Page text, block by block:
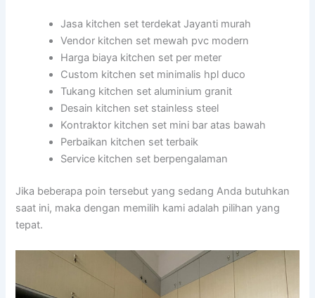
Jasa kitchen set terdekat Jayanti murah
Vendor kitchen set mewah pvc modern
Harga biaya kitchen set per meter
Custom kitchen set minimalis hpl duco
Tukang kitchen set aluminium granit
Desain kitchen set stainless steel
Kontraktor kitchen set mini bar atas bawah
Perbaikan kitchen set terbaik
Service kitchen set berpengalaman
Jika beberapa poin tersebut yang sedang Anda butuhkan
saat ini, maka dengan memilih kami adalah pilihan yang
tepat.